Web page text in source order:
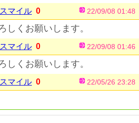
スマイル 0 22/09/08 01:48
しくお願いします。
スマイル 0 22/09/08 01:46
しくお願いします。
スマイル 0 22/05/26 23:28